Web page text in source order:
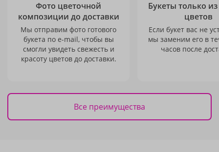
Фото цветочной
композиции до доставки
Мы отправим фото готового
букета по e-mail, чтобы вы
смогли увидеть свежесть и
красоту цветов до доставки.
Букеты только
цветов
Если букет вас не
мы заменим его в
часов после
Все преимущества